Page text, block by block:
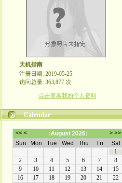
天机指南
注册日期: 2019-05-25
访问总量: 363,877 次
点击查看我的个人资料
Calendar